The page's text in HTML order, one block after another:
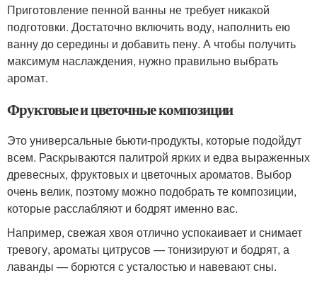
Приготовление пенной ванны не требует никакой
подготовки. Достаточно включить воду, наполнить ею
ванну до середины и добавить пену. А чтобы получить
максимум наслаждения, нужно правильно выбрать
аромат.
Фруктовые и цветочные композиции
Это универсальные бьюти-продукты, которые подойдут
всем. Раскрываются палитрой ярких и едва выраженных
древесных, фруктовых и цветочных ароматов. Выбор
очень велик, поэтому можно подобрать те композиции,
которые расслабляют и бодрят именно вас.
Например, свежая хвоя отлично успокаивает и снимает
тревогу, ароматы цитрусов — тонизируют и бодрят, а
лаванды — борются с усталостью и навевают сны.